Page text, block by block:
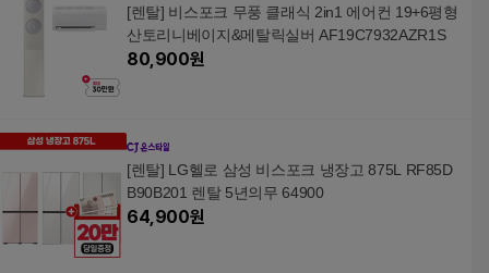
[렌탈] 비스포크 무풍 클래식 2in1 에어컨 19+6평형
산토리니베이지&메탈릭실버 AF19C7932AZR1S
80,900원
[렌탈] LG헬로 삼성 비스포크 냉장고 875L RF85D
B90B201 렌탈 5년의무 64900
64,900원